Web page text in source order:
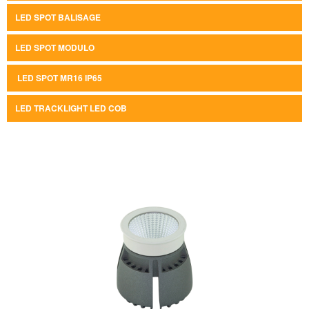
LED SPOT BALISAGE
LED SPOT MODULO
LED SPOT MR16 IP65
LED TRACKLIGHT LED COB